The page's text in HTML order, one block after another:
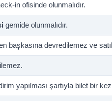
in ofisinde olunmalıdır.
gemide olunmalıdır.
başkasına devredilemez ve
yapılması şartıyla bilet bir kez